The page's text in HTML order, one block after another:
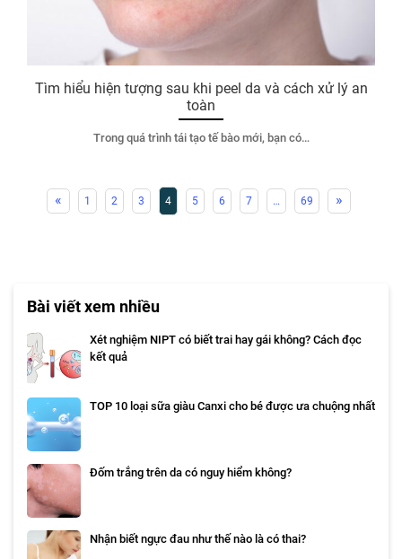
Tìm hiểu hiện tượng sau khi peel da và cách xử lý an
toàn
Trong quá trình tái tạo tế bào mới, bạn có…
« 1 2 3 4 5 6 7 … 69 »
Bài viết xem nhiều
Xét nghiệm NIPT có biết trai hay gái không? Cách đọc
kết quả
TOP 10 loại sữa giàu Canxi cho bé được ưa chuộng nhất
Đốm trắng trên da có nguy hiểm không?
Nhận biết ngực đau như thế nào là có thai?